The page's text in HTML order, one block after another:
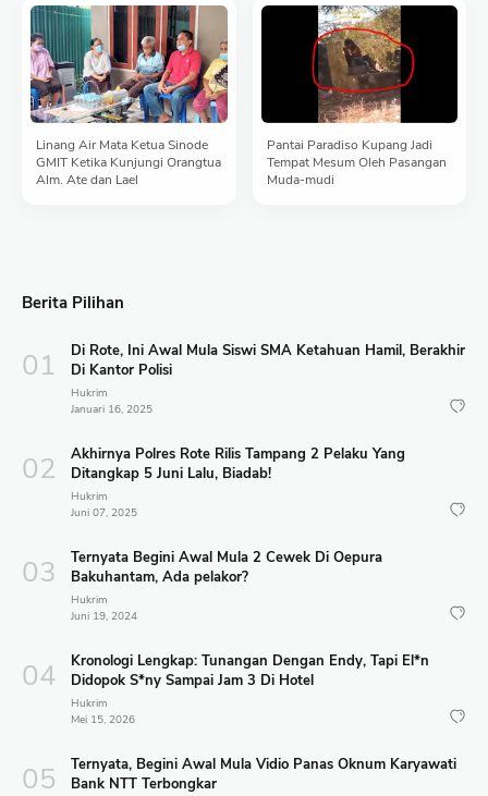
Linang Air Mata Ketua Sinode
GMIT Ketika Kunjungi Orangtua
Alm. Ate dan Lael
Pantai Paradiso Kupang Jadi
Tempat Mesum Oleh Pasangan
Muda-mudi
Berita Pilihan
Di Rote, Ini Awal Mula Siswi SMA Ketahuan Hamil, Berakhir
Di Kantor Polisi
Hukrim
Januari 16, 2025
Akhirnya Polres Rote Rilis Tampang 2 Pelaku Yang
Ditangkap 5 Juni Lalu, Biadab!
Hukrim
Juni 07, 2025
Ternyata Begini Awal Mula 2 Cewek Di Oepura
Bakuhantam, Ada pelakor?
Hukrim
Juni 19, 2024
Kronologi Lengkap: Tunangan Dengan Endy, Tapi El*n
Didopok S*ny Sampai Jam 3 Di Hotel
Hukrim
Mei 15, 2026
Ternyata, Begini Awal Mula Vidio Panas Oknum Karyawati
Bank NTT Terbongkar